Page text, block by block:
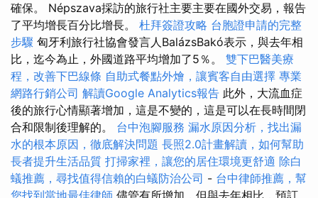
確保。 Népszava採訪的旅行社主要主要在國外交易，報告
了平均增長百分比增長。 杜拜簽證攻略 台胞證申請的完整
步驟 匈牙利旅行社協會發言人BalázsBakó表示，與去年相
比，迄今為止，外國道路平均增加了5％。 雙下巴醫美療
程，改善下巴線條 自助式餐點外燴，讓賓客自由選擇 專業
網路行銷公司 解讀Google Analytics報告 此外，大流血症
後的旅行心情顯著增加，這是不變的，這是可以在長時間閉
合和限制後理解的。 台中泡腳服務 漏水原因分析，找出漏
水的根本原因，徹底解決問題 長照2.0計畫解讀，如何幫助
長者提升生活品質 打掃家裡，讓您的居住環境更舒適 除白
蟻推薦，尋找值得信賴的白蟻防治公司 - 台中律師推薦，幫
您找到當地最佳律師 儘管有所增加，但與去年相比，預訂